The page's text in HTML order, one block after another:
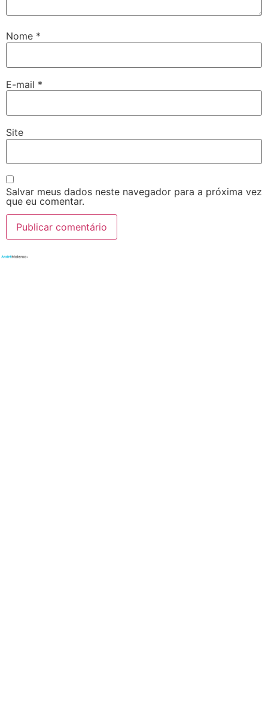
Nome *
E-mail *
Site
Salvar meus dados neste navegador para a próxima vez
que eu comentar.